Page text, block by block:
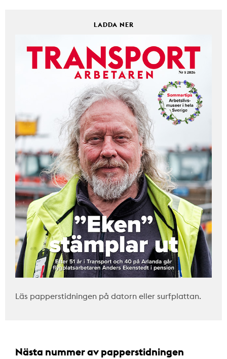
LADDA NER
Läs papperstidningen på datorn eller surfplattan.
Nästa nummer av papperstidningen